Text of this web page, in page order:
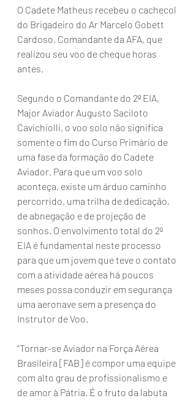
O Cadete Matheus recebeu o cachecol
do Brigadeiro do Ar Marcelo Gobett
Cardoso, Comandante da AFA, que
realizou seu voo de cheque horas
antes.
Segundo o Comandante do 2º EIA,
Major Aviador Augusto Saciloto
Cavichiolli, o voo solo não significa
somente o fim do Curso Primário de
uma fase da formação do Cadete
Aviador. Para que um voo solo
aconteça, existe um árduo caminho
percorrido, uma trilha de dedicação,
de abnegação e de projeção de
sonhos. O envolvimento total do 2º
EIA é fundamental neste processo
para que um jovem que teve o contato
com a atividade aérea há poucos
meses possa conduzir em segurança
uma aeronave sem a presença do
Instrutor de Voo.
“Tornar-se Aviador na Força Aérea
Brasileira [FAB] é compor uma equipe
com alto grau de profissionalismo e
de amor à Pátria. É o fruto da labuta